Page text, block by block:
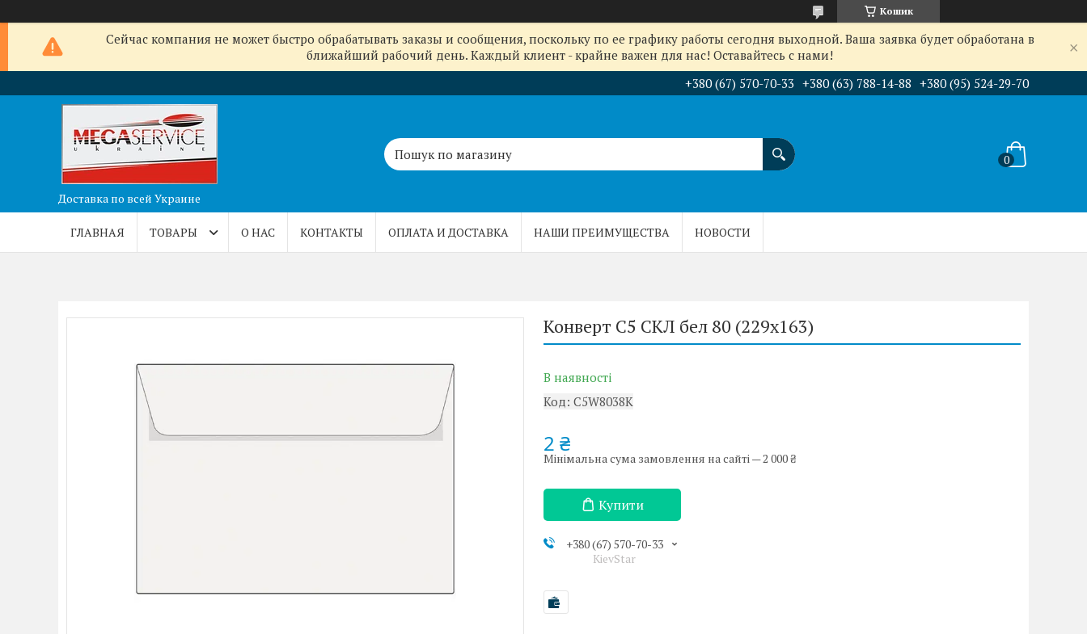
Кошик
Сейчас компания не может быстро обрабатывать заказы и сообщения, поскольку по ее графику работы сегодня выходной. Ваша заявка будет обработана в
ближайший рабочий день. Каждый клиент - крайне важен для нас! Оставайтесь с нами!
+380 (67) 570-70-33 +380 (63) 788-14-88 +380 (95) 524-29-70
Доставка по всей Украине
ГЛАВНАЯ ТОВАРЫ О НАС КОНТАКТЫ ОПЛАТА И ДОСТАВКА НАШИ ПРЕИМУЩЕСТВА НОВОСТИ
Конверт С5 СКЛ бел 80 (229х163)
В наявності
Код: C5W8038K
2 ₴
Мінімальна сума замовлення на сайті — 2 000 ₴
Купити
+380 (67) 570-70-33
KievStar